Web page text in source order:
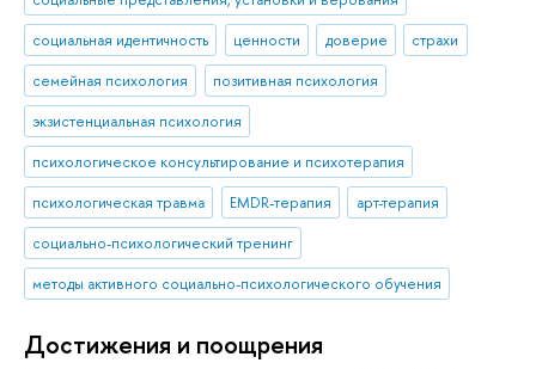
социальная идентичность
ценности доверие
страхи
семейная психология
позитивная психология
экзистенциальная психология
психологическое консультирование и психотерапия
психологическая травма
EMDR-терапия
арт-терапия
социально-психологический тренинг
методы активного социально-психологического обучения
Достижения и поощрения